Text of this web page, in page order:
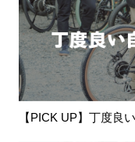
【PICK UP】丁度良